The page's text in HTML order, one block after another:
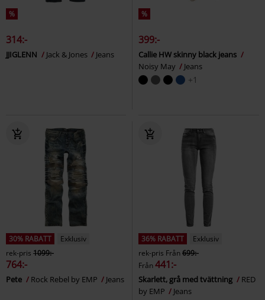
%
314:-
JJIGLENN Jack & Jones Jeans
%
399:-
Callie HW skinny black jeans
Noisy May
Jeans
+1
30% RABATT
Exklusiv
rek-pris 1099:-
764:-
Pete Rock Rebel by EMP Jeans
36% RABATT
Exklusiv
rek-pris Från699:-
Från441:-
Skarlett, grå med tvättning
RED
by EMP
Jeans